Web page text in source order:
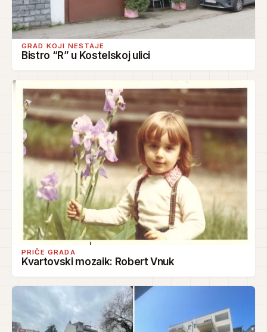
GRAD KOJI NESTAJE
Bistro “R” u Kostelskoj ulici
PRIČE GRADA
Kvartovski mozaik: Robert Vnuk